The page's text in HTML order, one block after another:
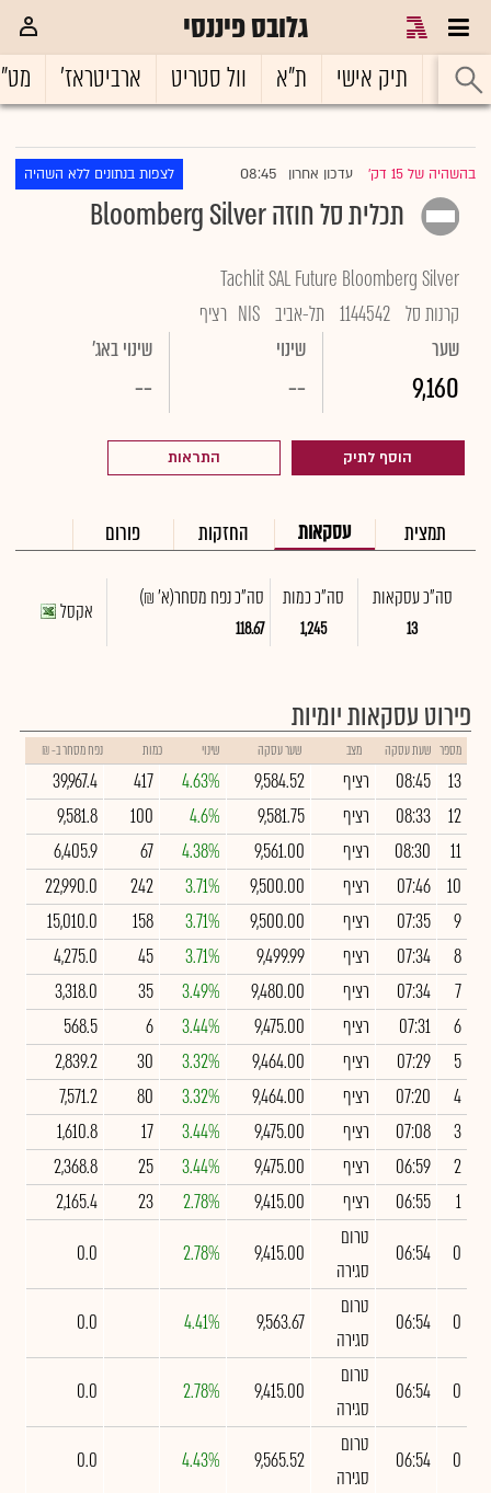
גלובס פיננסי
ראשי תיק אישי ת"א וול סטריט ארביטראז'
בהשהיה של 15 דק' |עדכון אחרון 08:45 לצפות בנתונים ללא השהיה
תכלית סל חוזה ‏Bloomberg Silver
Tachlit SAL Future Bloomberg Silver
קרנות סל 1144542 תל-אביב NIS רציף
שער
9,160
שינוי
--
שינוי באג'
--
הוסף לתיק התראות
תמצית עסקאות החזקות פורום
סה"כ עסקאות
13
סה"כ כמות
1,245
סה"כ נפח מסחר(א' ₪)
118.67
אקסל
פירוט עסקאות יומיות
מספר שעת עסקה מצב שער עסקה שינוי כמות נפח מסחר ב- ₪
13
08:45 רציף 9,584.52
4.63%
417
39,967.4
12
08:33 רציף 9,581.75
4.6%
100
9,581.8
11
08:30 רציף 9,561.00
4.38%
67
6,405.9
10
07:46 רציף 9,500.00
3.71%
242
22,990.0
9
07:35 רציף 9,500.00
3.71%
158
15,010.0
8
07:34 רציף 9,499.99
3.71%
45
4,275.0
7
07:34 רציף 9,480.00
3.49%
35
3,318.0
6
07:31 רציף 9,475.00
3.44%
6
568.5
5
07:29 רציף 9,464.00
3.32%
30
2,839.2
4
07:20 רציף 9,464.00
3.32%
80
7,571.2
3
07:08 רציף 9,475.00
3.44%
17
1,610.8
2
06:59 רציף 9,475.00
3.44%
25
2,368.8
1
06:55 רציף 9,415.00
2.78%
23
2,165.4
0
06:54
טרום
סגירה
9,415.00
2.78%
0.0
0
06:54
טרום
סגירה
9,563.67
4.41%
0.0
0
06:54
טרום
סגירה
9,415.00
2.78%
0.0
0
06:54
טרום
סגירה
9,565.52
4.43%
0.0